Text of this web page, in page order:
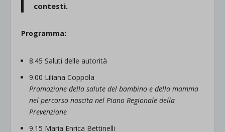
contesti.
Programma:
8.45 Saluti delle autorità
9.00 Liliana Coppola
Promozione della salute del bambino e della mamma
nel percorso nascita nel Piano Regionale della
Prevenzione
9.15 Maria Enrica Bettinelli